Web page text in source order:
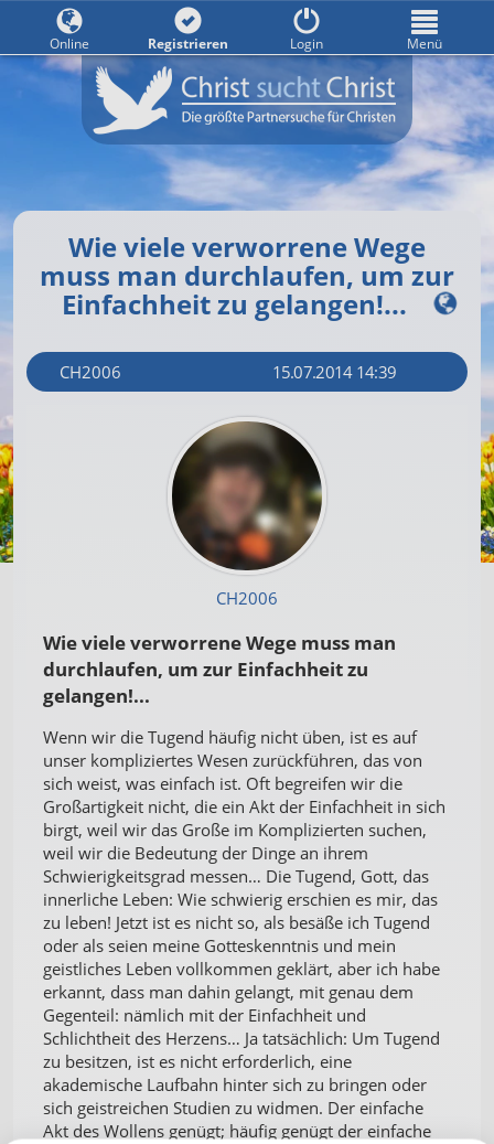
Wie viele verworrene Wege
muss man durchlaufen, um zur
Einfachheit zu gelangen!...
CH2006 15.07.2014 14:39
CH2006
Wie viele verworrene Wege muss man
durchlaufen, um zur Einfachheit zu
gelangen!...
Wenn wir die Tugend häufig nicht üben, ist es auf
unser kompliziertes Wesen zurückführen, das von
sich weist, was einfach ist. Oft begreifen wir die
Großartigkeit nicht, die ein Akt der Einfachheit in sich
birgt, weil wir das Große im Komplizierten suchen,
weil wir die Bedeutung der Dinge an ihrem
Schwierigkeitsgrad messen… Die Tugend, Gott, das
innerliche Leben: Wie schwierig erschien es mir, das
zu leben! Jetzt ist es nicht so, als besäße ich Tugend
oder als seien meine Gotteskenntnis und mein
geistliches Leben vollkommen geklärt, aber ich habe
erkannt, dass man dahin gelangt, mit genau dem
Gegenteil: nämlich mit der Einfachheit und
Schlichtheit des Herzens… Ja tatsächlich: Um Tugend
zu besitzen, ist es nicht erforderlich, eine
akademische Laufbahn hinter sich zu bringen oder
sich geistreichen Studien zu widmen. Der einfache
Akt des Wollens genügt; häufig genügt der einfache
Online Registrieren Login Menü